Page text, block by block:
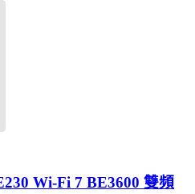
Wi-Fi 7 BE3600 雙頻